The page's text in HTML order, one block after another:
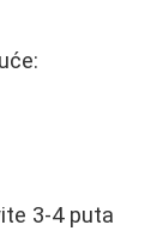
3-4 puta